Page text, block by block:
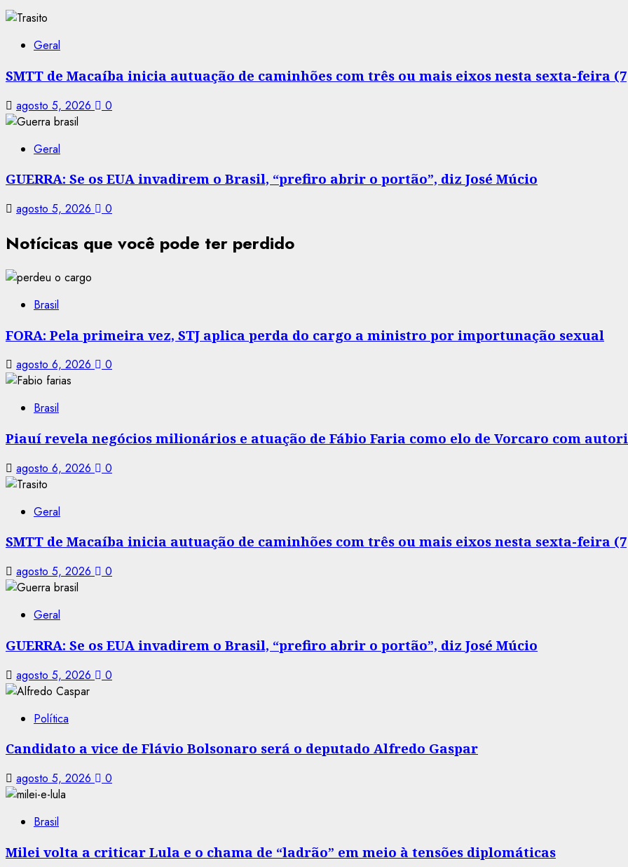
Geral
SMTT de Macaíba inicia autuação de caminhões com três ou mais eixos nesta sexta-feira
agosto 5, 2026 0
Geral
GUERRA: Se os EUA invadirem o Brasil, “prefiro abrir o portão”, diz José Múcio
agosto 5, 2026 0
Notícicas que você pode ter perdido
Brasil
FORA: Pela primeira vez, STJ aplica perda do cargo a ministro por importunação sexual
agosto 6, 2026 0
Brasil
Piauí revela negócios milionários e atuação de Fábio Faria como elo de Vorcaro com
agosto 6, 2026 0
Geral
SMTT de Macaíba inicia autuação de caminhões com três ou mais eixos nesta sexta-feira
agosto 5, 2026 0
Geral
GUERRA: Se os EUA invadirem o Brasil, “prefiro abrir o portão”, diz José Múcio
agosto 5, 2026 0
Política
Candidato a vice de Flávio Bolsonaro será o deputado Alfredo Gaspar
agosto 5, 2026 0
Brasil
Milei volta a criticar Lula e o chama de “ladrão” em meio à tensões diplomáticas